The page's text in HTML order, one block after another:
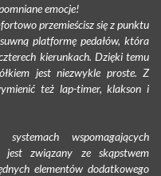
emocje!
przemieścisz się z punktu
platformę pedałów, która
kierunkach. Dzięki temu
jest niezwykle proste. Z
też lap-timer, klakson i
wspomagających
jest związany ze skąpstwem
elementów dodatkowego